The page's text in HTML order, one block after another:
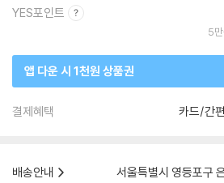
YES포인트
5
앱 다운 시 1천원 상품권
결제혜택 카드/간
배송안내
서울특별시 영등포구